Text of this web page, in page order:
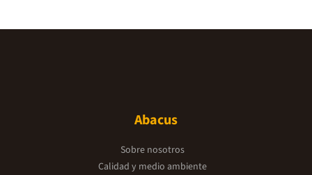
Abacus
Sobre nosotros
Calidad y medio ambiente